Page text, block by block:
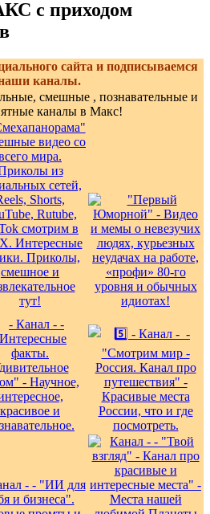
с приходом
сайта и подписываемся
каналы.
смешные , познавательные и
каналы в Макс!